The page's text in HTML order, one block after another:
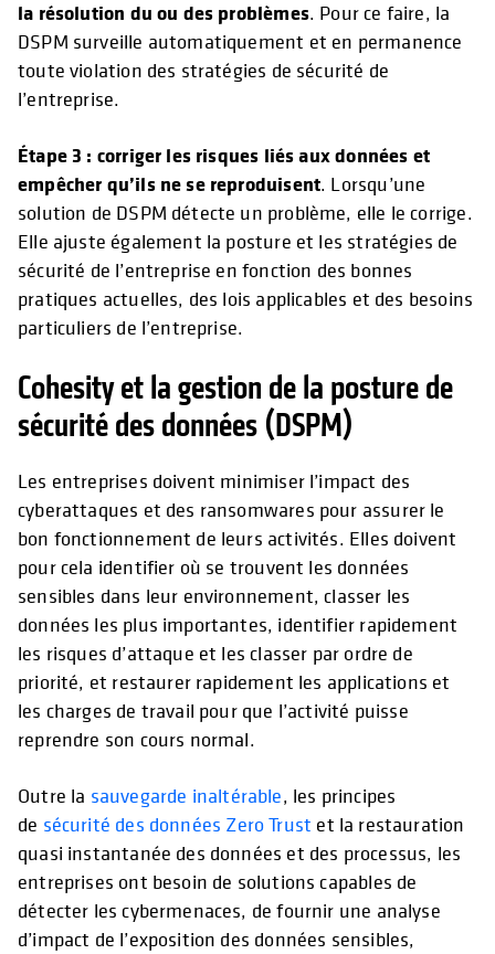
la résolution du ou des problèmes. Pour ce faire, la
DSPM surveille automatiquement et en permanence
toute violation des stratégies de sécurité de
l’entreprise.
Étape 3 : corriger les risques liés aux données et
empêcher qu’ils ne se reproduisent. Lorsqu’une
solution de DSPM détecte un problème, elle le corrige.
Elle ajuste également la posture et les stratégies de
sécurité de l’entreprise en fonction des bonnes
pratiques actuelles, des lois applicables et des besoins
particuliers de l’entreprise.
Cohesity et la gestion de la posture de
sécurité des données (DSPM)
Les entreprises doivent minimiser l’impact des
cyberattaques et des ransomwares pour assurer le
bon fonctionnement de leurs activités. Elles doivent
pour cela identifier où se trouvent les données
sensibles dans leur environnement, classer les
données les plus importantes, identifier rapidement
les risques d’attaque et les classer par ordre de
priorité, et restaurer rapidement les applications et
les charges de travail pour que l’activité puisse
reprendre son cours normal.
Outre la sauvegarde inaltérable, les principes
de sécurité des données Zero Trust et la restauration
quasi instantanée des données et des processus, les
entreprises ont besoin de solutions capables de
détecter les cybermenaces, de fournir une analyse
d’impact de l’exposition des données sensibles,